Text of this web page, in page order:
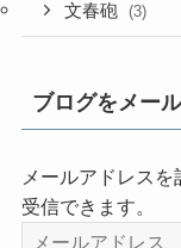
文春砲 (3)
ブログをメー
メールアドレス
受信できます。
メ